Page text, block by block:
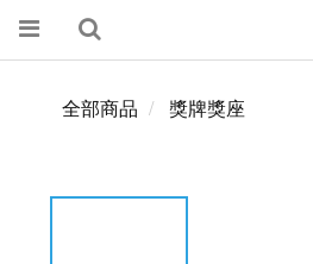
全部商品 獎牌獎座